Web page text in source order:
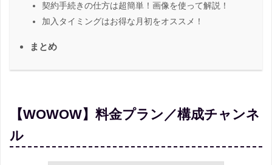
契約手続きの仕方は超簡単！画像を使って解説！
加入タイミングはお得な月初をオススメ！
まとめ
【WOWOW】料金プラン／構成チャンネ
ル